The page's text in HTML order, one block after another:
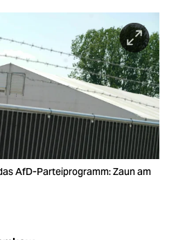
AfD-Parteiprogramm: Zaun am